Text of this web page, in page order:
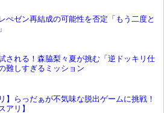
ぺゼン再結成の可能性を否定「もう二度と
される！森脇梨々夏が挑む「逆ドッキリ仕
難しすぎるミッション
】らっだぁが不気味な脱出ゲームに挑戦！
アリ】